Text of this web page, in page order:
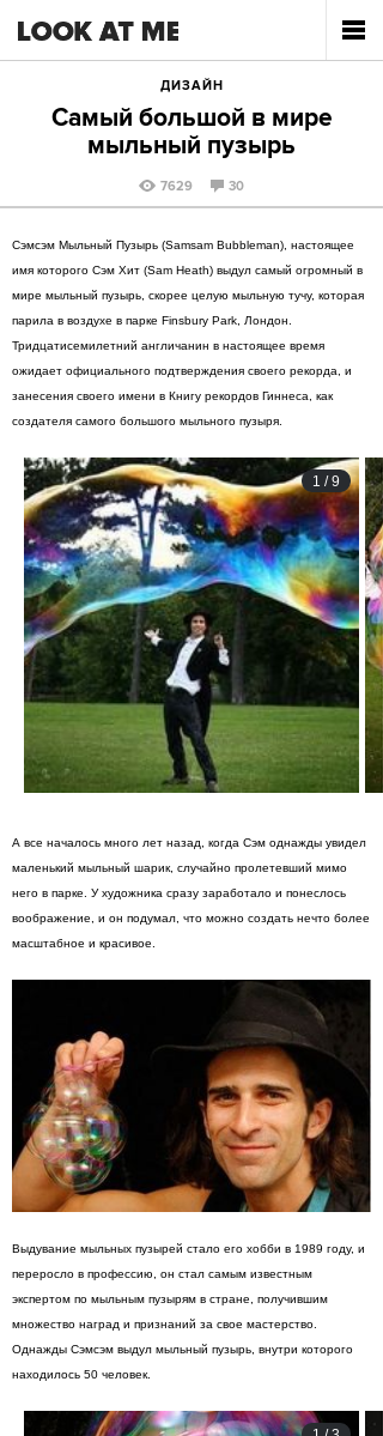
ДИЗАЙН
Самый большой в мире
мыльный пузырь
7629 30
Сэмсэм Мыльный Пузырь (Samsam Bubbleman), настоящее
имя которого Сэм Хит (Sam Heath) выдул самый огромный в
мире мыльный пузырь, скорее целую мыльную тучу, которая
парила в воздухе в парке Finsbury Park, Лондон.
Тридцатисемилетний англичанин в настоящее время
ожидает официального подтверждения своего рекорда, и
занесения своего имени в Книгу рекордов Гиннеса, как
создателя самого большого мыльного пузыря.
1 /9
А все началось много лет назад, когда Сэм однажды увидел
маленький мыльный шарик, случайно пролетевший мимо
него в парке. У художника сразу заработало и понеслось
воображение, и он подумал, что можно создать нечто более
масштабное и красивое.
Выдувание мыльных пузырей стало его хобби в 1989 году, и
переросло в профессию, он стал самым известным
экспертом по мыльным пузырям в стране, получившим
множество наград и признаний за свое мастерство.
Однажды Сэмсэм выдул мыльный пузырь, внутри которого
находилось 50 человек.